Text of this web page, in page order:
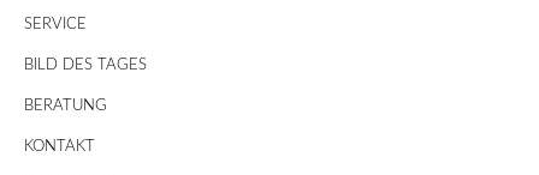
SERVICE
BILD DES TAGES
BERATUNG
KONTAKT